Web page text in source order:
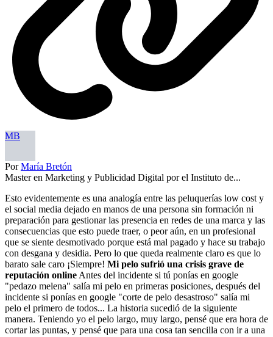
MB
PorMaría Bretón
Master en Marketing y Publicidad Digital por el Instituto de...
Esto evidentemente es una analogía entre las peluquerías low cost y
el social media dejado en manos de una persona sin formación ni
preparación para gestionar las presencia en redes de una marca y las
consecuencias que esto puede traer, o peor aún, en un profesional
que se siente desmotivado porque está mal pagado y hace su trabajo
con desgana y desidia. Pero lo que queda realmente claro es que lo
barato sale caro ¡Siempre! Mi pelo sufrió una crisis grave de
reputación online Antes del incidente si tú ponías en google
"pedazo melena" salía mi pelo en primeras posiciones, después del
incidente si ponías en google "corte de pelo desastroso" salía mi
pelo el primero de todos... La historia sucedió de la siguiente
manera. Teniendo yo el pelo largo, muy largo, pensé que era hora de
cortar las puntas, y pensé que para una cosa tan sencilla con ir a una